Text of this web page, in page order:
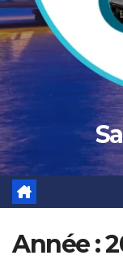
Année :